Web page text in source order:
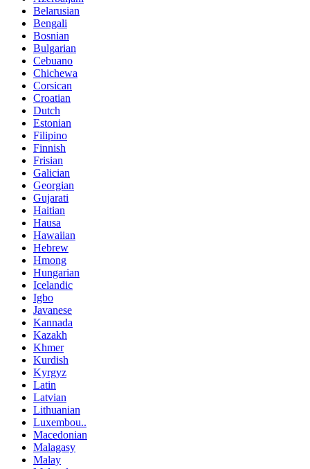
Belarusian
Bengali
Bosnian
Bulgarian
Cebuano
Chichewa
Corsican
Croatian
Dutch
Estonian
Filipino
Finnish
Frisian
Galician
Georgian
Gujarati
Haitian
Hausa
Hawaiian
Hebrew
Hmong
Hungarian
Icelandic
Igbo
Javanese
Kannada
Kazakh
Khmer
Kurdish
Kyrgyz
Latin
Latvian
Lithuanian
Luxembou..
Macedonian
Malagasy
Malay